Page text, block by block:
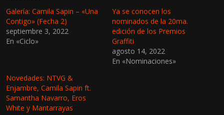
Galería: Camila Sapin – «Una
Contigo» (Fecha 2)
septiembre 3, 2022
En «Ciclo»
Ya se conocen los
nominados de la 20ma.
edición de los Premios
Graffiti
agosto 14, 2022
En «Nominaciones»
Novedades: NTVG &
Enjambre, Camila Sapin ft.
Samantha Navarro, Eros
White y Mantarrayas